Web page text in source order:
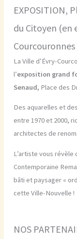
EXPOSITION,
du Citoyen (en
Courcouronnes
La Ville d’Évry-
l’exposition grand
Senaud, Place des
Des aquarelles et
entre 1970 et 2000,
architectes de renom.
L’artiste vous
Contemporaine
bâti et paysager «
cette Ville-Nouvelle !
NOS